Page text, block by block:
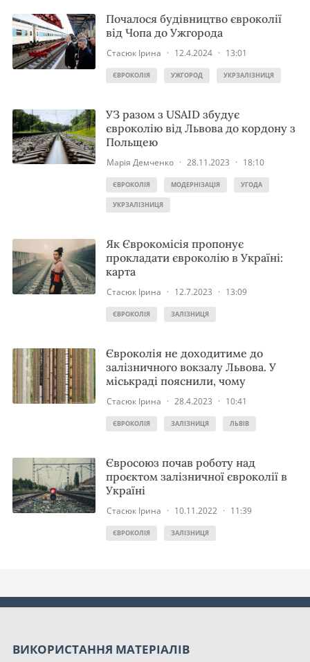
Почалося будівництво євроколії
від Чопа до Ужгорода
Стасюк Ірина · 12.4.2024 · 13:01
ЄВРОКОЛІЯ УЖГОРОД УКРЗАЛІЗНИЦЯ
УЗ разом з USAID збудує
євроколію від Львова до кордону з
Польщею
Марія Демченко · 28.11.2023 · 18:10
ЄВРОКОЛІЯ МОДЕРНІЗАЦІЯ УГОДА
УКРЗАЛІЗНИЦЯ
Як Єврокомісія пропонує
прокладати євроколію в Україні:
карта
Стасюк Ірина · 12.7.2023 · 13:09
ЄВРОКОЛІЯ ЗАЛІЗНИЦЯ
Євроколія не доходитиме до
залізничного вокзалу Львова. У
міськраді пояснили, чому
Стасюк Ірина · 28.4.2023 · 10:41
ЄВРОКОЛІЯ ЗАЛІЗНИЦЯ ЛЬВІВ
Євросоюз почав роботу над
проєктом залізничної євроколії в
Україні
Стасюк Ірина · 10.11.2022 · 11:39
ЄВРОКОЛІЯ ЗАЛІЗНИЦЯ
ВИКОРИСТАННЯ МАТЕРІАЛІВ